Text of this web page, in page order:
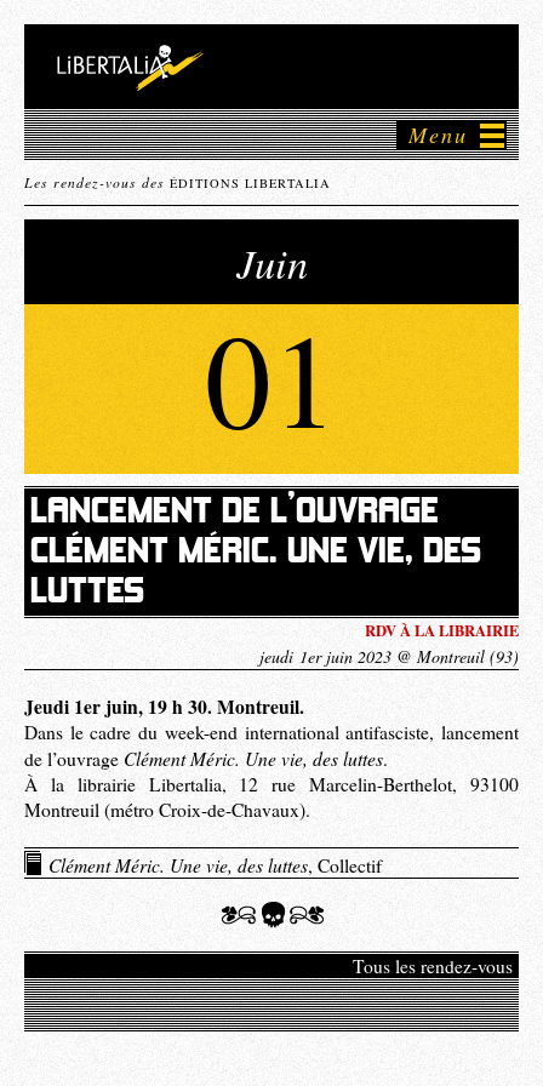
Menu
Les rendez-vous des ÉDITIONS LIBERTALIA
LANCEMENT DE L’OUVRAGE
CLÉMENT MÉRIC. UNE VIE, DES
LUTTES
RDV À LA LIBRAIRIE
jeudi 1er juin 2023 @ Montreuil (93)
01
Juin
Jeudi 1er juin, 19 h 30. Montreuil.
Dans le cadre du week-end international antifasciste, lancement
de l’ouvrage Clément Méric. Une vie, des luttes.
À la librairie Libertalia, 12 rue Marcelin-Berthelot, 93100
Montreuil (métro Croix-de-Chavaux).
Clément Méric. Une vie, des luttes, Collectif
Tous les rendez-vous